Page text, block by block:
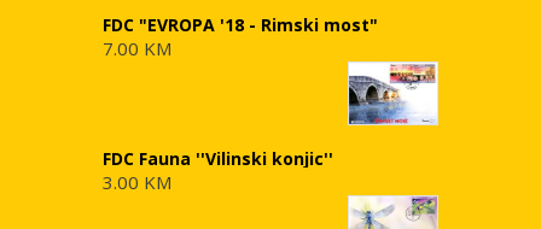
FDC "EVROPA '18 - Rimski most"
7.00 KM
FDC Fauna ''Vilinski konjic''
3.00 KM